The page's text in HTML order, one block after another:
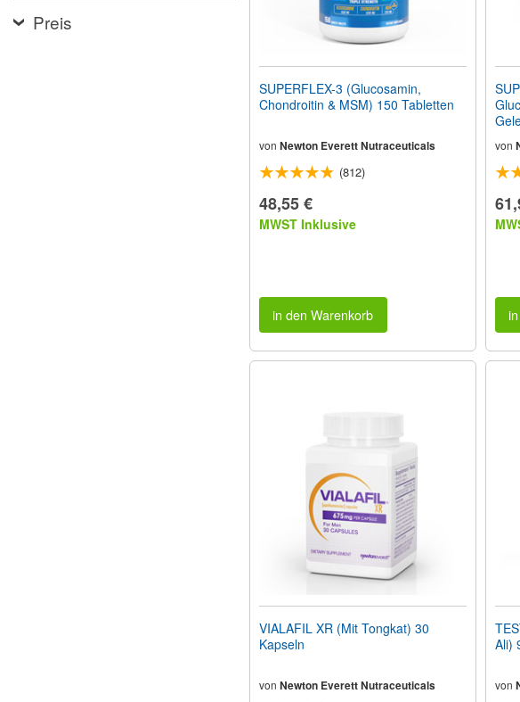
DrückenPreis
SUPERFLEX-3 (Glucosamin,
Chondroitin & MSM) 150 Tabletten
von Newton Everett Nutraceuticals
(812)
48,55 €
MWST Inklusive
in den Warenkorb
von
VIALAFIL XR (Mit Tongkat) 30
Kapseln
von Newton Everett Nutraceuticals
Ali)
von